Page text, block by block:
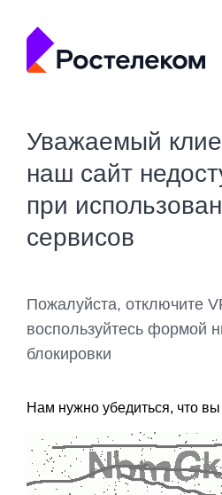
Уважаемый
наш сайт
при
сервисов
Пожалуйста, отключите
воспользуйтесь формой
блокировки
Нам нужно убедиться, что